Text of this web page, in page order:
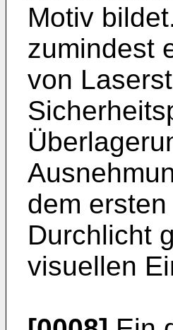
Motiv
zumindest
von
dem
Durchlicht
visuellen